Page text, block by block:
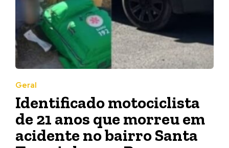
Geral
Identificado motociclista
de 21 anos que morreu em
acidente no bairro Santa